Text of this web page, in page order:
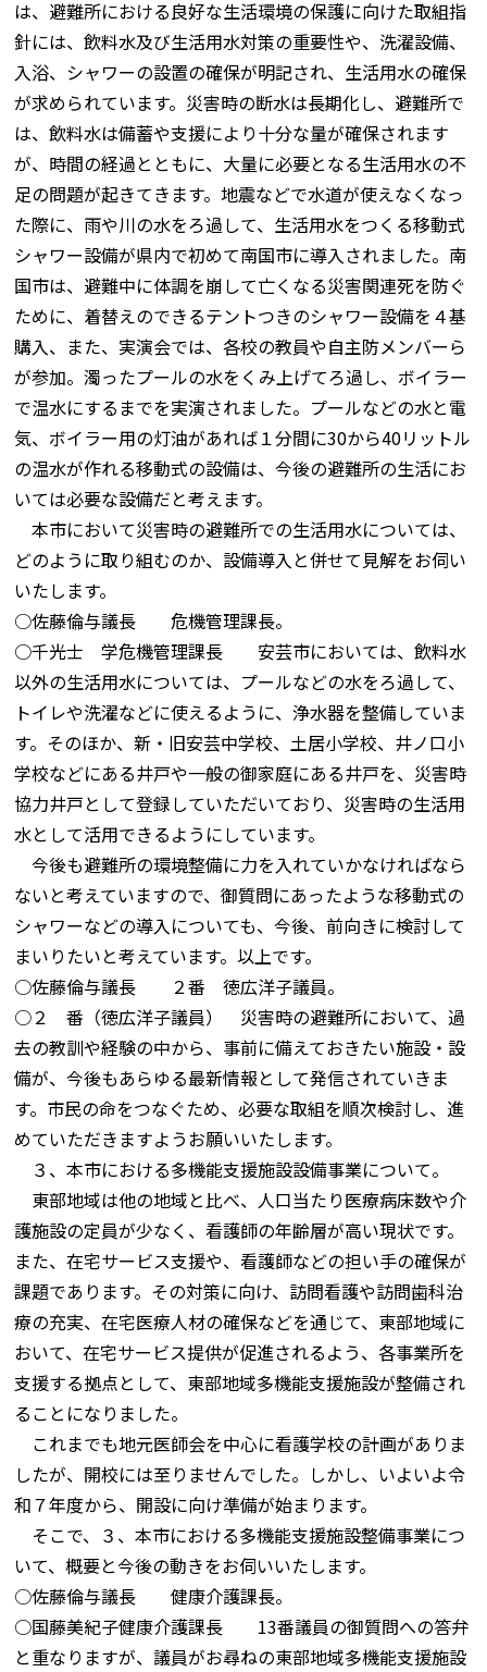
は、避難所における良好な生活環境の保護に向けた取組指
針には、飲料水及び生活用水対策の重要性や、洗濯設備、
入浴、シャワーの設置の確保が明記され、生活用水の確保
が求められています。災害時の断水は長期化し、避難所で
は、飲料水は備蓄や支援により十分な量が確保されます
が、時間の経過とともに、大量に必要となる生活用水の不
足の問題が起きてきます。地震などで水道が使えなくなっ
た際に、雨や川の水をろ過して、生活用水をつくる移動式
シャワー設備が県内で初めて南国市に導入されました。南
国市は、避難中に体調を崩して亡くなる災害関連死を防ぐ
ために、着替えのできるテントつきのシャワー設備を４基
購入、また、実演会では、各校の教員や自主防メンバーら
が参加。濁ったプールの水をくみ上げてろ過し、ボイラー
で温水にするまでを実演されました。プールなどの水と電
気、ボイラー用の灯油があれば１分間に30から40リットル
の温水が作れる移動式の設備は、今後の避難所の生活にお
いては必要な設備だと考えます。
本市において災害時の避難所での生活用水については、
どのように取り組むのか、設備導入と併せて見解をお伺い
いたします。
○佐藤倫与議長 危機管理課長。
○千光士 学危機管理課長 安芸市においては、飲料水
以外の生活用水については、プールなどの水をろ過して、
トイレや洗濯などに使えるように、浄水器を整備していま
す。そのほか、新・旧安芸中学校、土居小学校、井ノ口小
学校などにある井戸や一般の御家庭にある井戸を、災害時
協力井戸として登録していただいており、災害時の生活用
水として活用できるようにしています。
今後も避難所の環境整備に力を入れていかなければなら
ないと考えていますので、御質問にあったような移動式の
シャワーなどの導入についても、今後、前向きに検討して
まいりたいと考えています。以上です。
○佐藤倫与議長 ２番 徳広洋子議員。
○２ 番（徳広洋子議員） 災害時の避難所において、過
去の教訓や経験の中から、事前に備えておきたい施設・設
備が、今後もあらゆる最新情報として発信されていきま
す。市民の命をつなぐため、必要な取組を順次検討し、進
めていただきますようお願いいたします。
３、本市における多機能支援施設設備事業について。
東部地域は他の地域と比べ、人口当たり医療病床数や介
護施設の定員が少なく、看護師の年齢層が高い現状です。
また、在宅サービス支援や、看護師などの担い手の確保が
課題であります。その対策に向け、訪問看護や訪問歯科治
療の充実、在宅医療人材の確保などを通じて、東部地域に
おいて、在宅サービス提供が促進されるよう、各事業所を
支援する拠点として、東部地域多機能支援施設が整備され
ることになりました。
これまでも地元医師会を中心に看護学校の計画がありま
したが、開校には至りませんでした。しかし、いよいよ令
和７年度から、開設に向け準備が始まります。
そこで、３、本市における多機能支援施設整備事業につ
いて、概要と今後の動きをお伺いいたします。
○佐藤倫与議長 健康介護課長。
○国藤美紀子健康介護課長 13番議員の御質問への答弁
と重なりますが、議員がお尋ねの東部地域多機能支援施設